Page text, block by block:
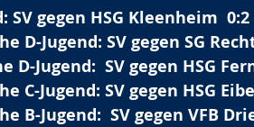
SV gegen HSG Kleenheim  0:2
D-Jugend: SV gegen SG
D-Jugend:  SV gegen HSG
C-Jugend: SV gegen HSG
B-Jugend:  SV gegen VFB